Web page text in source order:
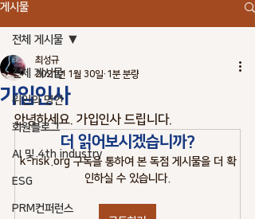
게시물
전체 게시물
위인의 명언
회원블로그
AI 및 4th industry
ESG
PRM컨퍼런스
전체 게시물
가입인사
최성규
2021년 1월 30일 1분 분량
안녕하세요. 가입인사 드립니다.
더 읽어보시겠습니까?
k-risk.org 구독을 통하여 본 독점 게시물을 더 확
인하실 수 있습니다.